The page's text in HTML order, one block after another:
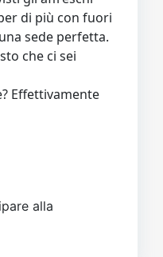
di più con fuori
sede perfetta.
che ci sei
Effettivamente
alla